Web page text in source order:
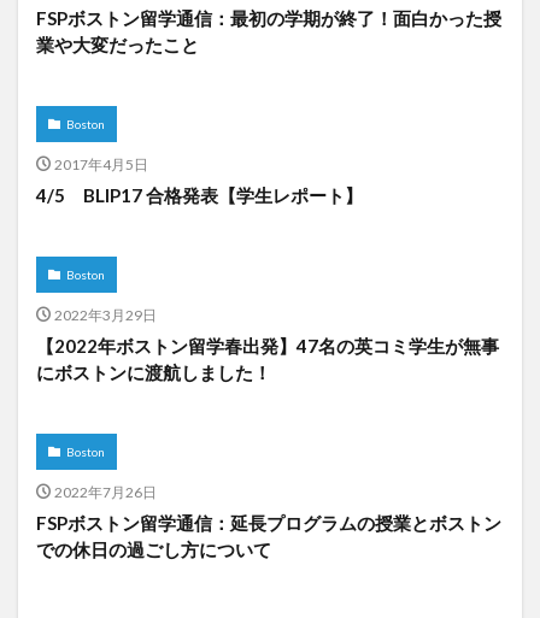
FSPボストン留学通信：最初の学期が終了！面白かった授
業や大変だったこと
Boston
2017年4月5日
4/5 BLIP17 合格発表【学生レポート】
Boston
2022年3月29日
【2022年ボストン留学春出発】47名の英コミ学生が無事
にボストンに渡航しました！
Boston
2022年7月26日
FSPボストン留学通信：延長プログラムの授業とボストン
での休日の過ごし方について